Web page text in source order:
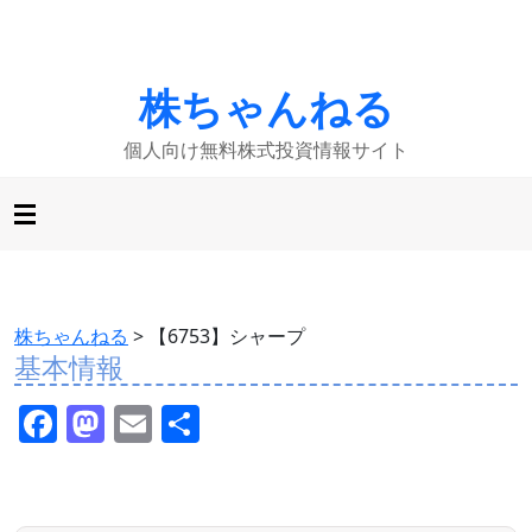
株ちゃんねる
個人向け無料株式投資情報サイト
株ちゃんねる > 【6753】シャープ
基本情報
F M E